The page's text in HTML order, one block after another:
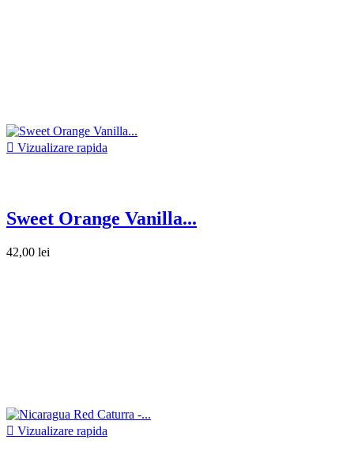
 Vizualizare rapida
Sweet Orange Vanilla...
42,00 lei
 Vizualizare rapida